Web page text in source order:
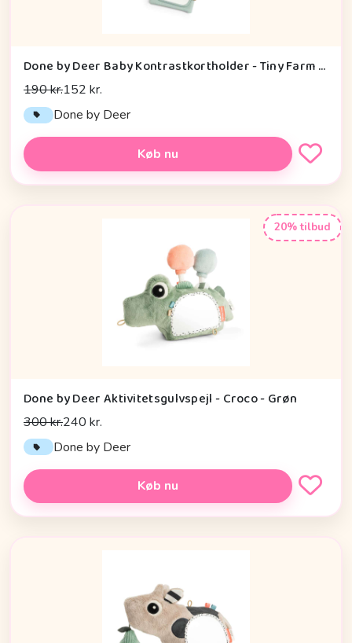
Done by Deer Baby Kontrastkortholder - Tiny Farm - Grøn
190 kr.152 kr.
Done by Deer
Køb nu
20% tilbud
Done by Deer Aktivitetsgulvspejl - Croco - Grøn
300 kr.240 kr.
Done by Deer
Køb nu